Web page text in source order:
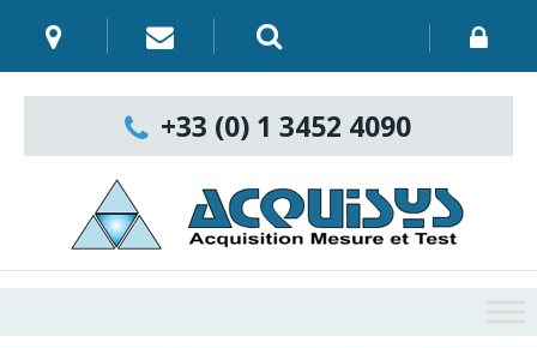
+33 (0) 1 3452 4090